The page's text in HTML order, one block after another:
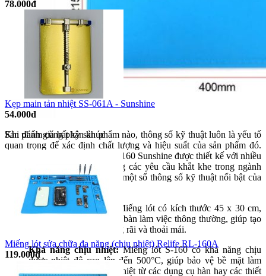
Khi đánh giá bất kỳ sản phẩm nào, thông số kỹ thuật luôn là yếu tố
quan trọng để xác định chất lượng và hiệu suất của sản phẩm đó.
Miếng lót sửa chữa đa năng S-160 Sunshine được thiết kế với nhiều
tính năng vượt trội để đáp ứng các yêu cầu khắt khe trong ngành
sửa chữa điện tử. Dưới đây là một số thông số kỹ thuật nổi bật của
sản phẩm miếng lót S-160:
Kích thước tổng thể:
Miếng lót có kích thước 45 x 30 cm,
phù hợp với hầu hết các bàn làm việc thông thường, giúp tạo
không gian làm việc rộng rãi và thoải mái.
Khả năng chịu nhiệt:Miếng lót S-160 có khả năng chịu
được nhiệt độ cao lên đến 500°C, giúp bảo vệ bề mặt làm
việc khỏi tác động của nhiệt từ các dụng cụ hàn hay các thiết
78.000đ
Kẹp main tản nhiệt SS-061A - Sunshine
54.000đ
Sản phẩm cùng phân khúc
Miếng lót sửa chữa đa năng (chịu nhiệt) Relife RL-160A
119.000đ